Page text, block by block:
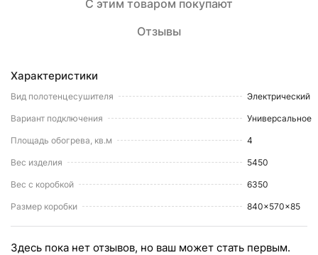
С этим товаром покупают
Отзывы
Характеристики
Вид полотенцесушителя Электрический
Вариант подключения Универсальное
Площадь обогрева, кв.м 4
Вес изделия 5450
Вес с коробкой 6350
Размер коробки 840x570x85
Здесь пока нет отзывов, но ваш может стать первым.